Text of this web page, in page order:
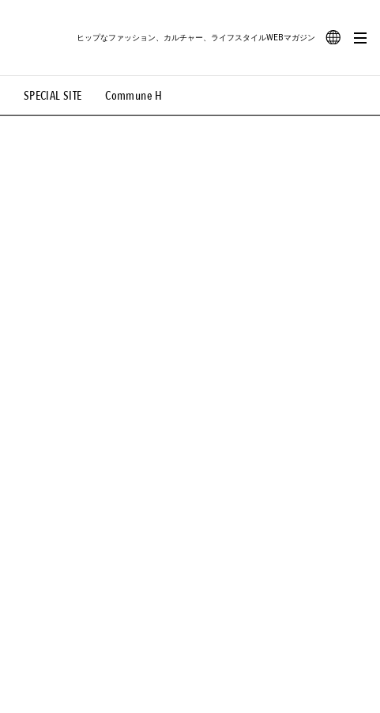
SPECIAL SITE Commune H
ヒップなファッション、カルチャー、ライフスタイルWEBマガジン
#路地裏てぃーん。 #MONTHLY JOURNAL
#MOVIE #LIFESTYLE #SNEAKER #OUTDOOR